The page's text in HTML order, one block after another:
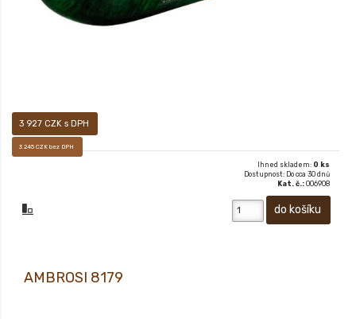
3 927 CZK s DPH
3 245 CZK bez DPH
Ihned skladem: 0 ks
Dostupnost: Do cca 30 dnů
Kat. č.: 006908
AMBROSI 8179